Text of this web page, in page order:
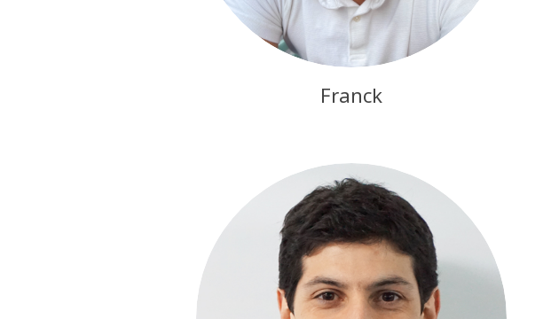
Franck